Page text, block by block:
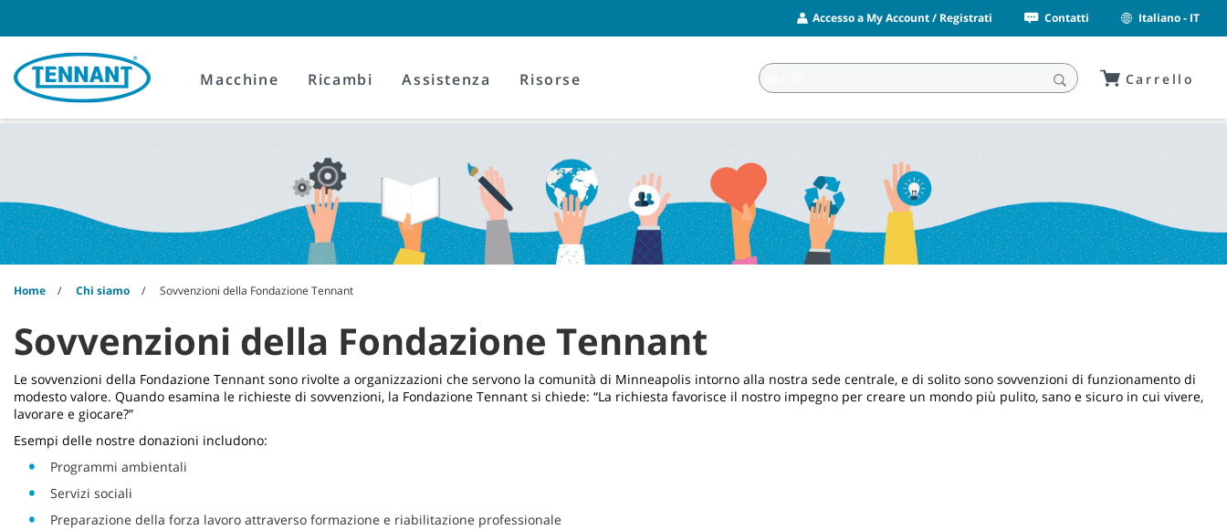
content
navigation
menu
Accesso a My Account / Registrati Contatti Italiano - IT
Macchine Ricambi Assistenza Risorse Carrello
Home Chi siamo Sovvenzioni della Fondazione Tennant
Sovvenzioni della Fondazione Tennant
Le sovvenzioni della Fondazione Tennant sono rivolte a organizzazioni che servono la comunità di Minneapolis intorno alla nostra sede centrale, e di solito sono sovvenzioni di funzionamento di
modesto valore. Quando esamina le richieste di sovvenzioni, la Fondazione Tennant si chiede: “La richiesta favorisce il nostro impegno per creare un mondo più pulito, sano e sicuro in cui vivere,
lavorare e giocare?”
Esempi delle nostre donazioni includono:
Programmi ambientali
Servizi sociali
Preparazione della forza lavoro attraverso formazione e riabilitazione professionale